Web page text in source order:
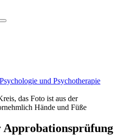
und Psychotherapie